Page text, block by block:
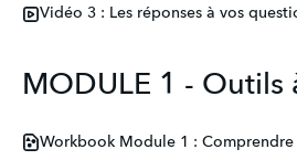
Vidéo 3 : Les réponses à vos
MODULE 1 - Outils
Workbook Module 1 : Comprendre